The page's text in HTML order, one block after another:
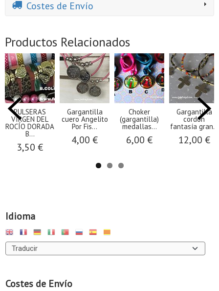
Idioma
Costes de Envío
Costes de Envío
Productos Relacionados
PULSERAS
VIRGEN DEL
ROCÍO DORADA
B...
3,50 €
Gargantilla
cuero Angelito
Por Fis...
4,00 €
Choker
(gargantilla)
medallas...
6,00 €
Gargantilla
cordón
fantasía gran...
12,00 €